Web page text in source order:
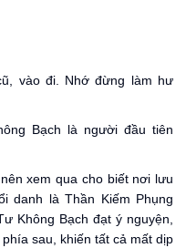
vào đi. Nhớ đừng làm hư
Bạch là người đầu tiên
xem qua cho biết nơi lưu
danh là Thần Kiếm Phụng
Không Bạch đạt ý nguyện,
sau, khiến tất cả mất dịp